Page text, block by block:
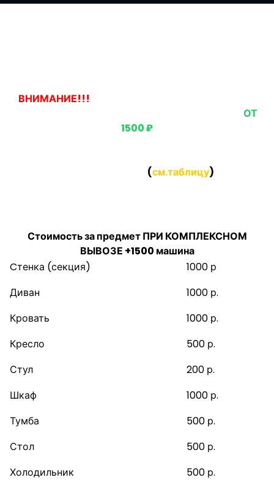
ВНИМАНИЕ!!!
ОТ
1500 ₽
(см.таблицу)
Стоимость за предмет ПРИ КОМПЛЕКСНОМ
ВЫВОЗЕ +1500 машина
Cтенка (секция)
1000 р
Диван
1000 р.
Кровать
1000 р.
Кресло
500 р.
Стул
200 р.
Шкаф
1000 р.
Тумба
500 р.
Стол
500 р.
Холодильник
500 р.